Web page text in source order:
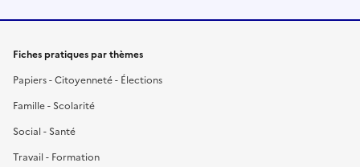
Fiches pratiques par thèmes
Papiers - Citoyenneté - Élections
Famille - Scolarité
Social - Santé
Travail - Formation